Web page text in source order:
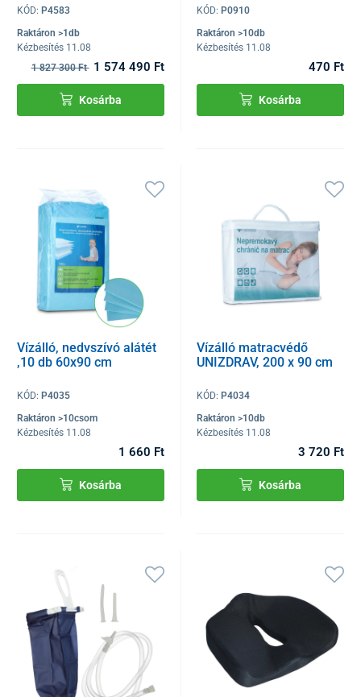
KÓD: P4583
Raktáron >1db
Kézbesítés 11.08
1 827 300 Ft 1 574 490 Ft
Kosárba
KÓD: P0910
Raktáron >10db
Kézbesítés 11.08
470 Ft
Kosárba
Vízálló, nedvszívó alátét
,10 db 60x90 cm
KÓD: P4035
Raktáron >10csom
Kézbesítés 11.08
1 660 Ft
Kosárba
Vízálló matracvédő
UNIZDRAV, 200 x 90 cm
KÓD: P4034
Raktáron >10db
Kézbesítés 11.08
3 720 Ft
Kosárba